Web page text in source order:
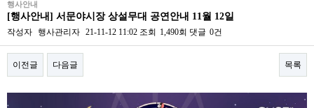
행사안내
[행사안내] 서문야시장 상설무대 공연안내 11월 12일
작성자 행사관리자 21-11-12 11:02 조회 1,490회 댓글 0건
이전글 다음글 목록